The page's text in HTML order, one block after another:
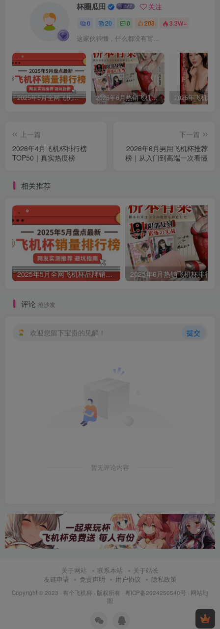
杯圈瓜田 关注
0 20 0 208 3.3W+
这家伙很懒，什么都没有写...
2025年5月全网飞机杯品牌销量排行榜，评测新手老司机选购避坑指南 2025年6月热销飞机杯排行榜单
上一篇
2026年4月飞机杯排行榜
TOP50｜真实热度榜
下一篇
2026年6月男用飞机杯推荐
榜｜从入门到高端一次看懂
相关推荐
2025年5月全网飞机杯品牌销量排行榜，评测新手老司机选购避坑指南 2025年6月热销飞机杯排行
评论 抢沙发
欢迎您留下宝贵的见解！ 提交
暂无评论内容
关于网站 联系本站
关于站长
友链申请
免责声明 用户协议 隐私政策
Copyright © 2023 · 有个飞机杯 · 版权所有 · 粤ICP备2024250540号 · 网站地
图